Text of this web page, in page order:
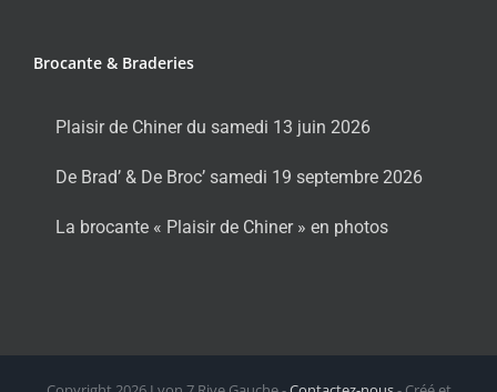
Brocante & Braderies
Plaisir de Chiner du samedi 13 juin 2026
De Brad’ & De Broc’ samedi 19 septembre 2026
La brocante « Plaisir de Chiner » en photos